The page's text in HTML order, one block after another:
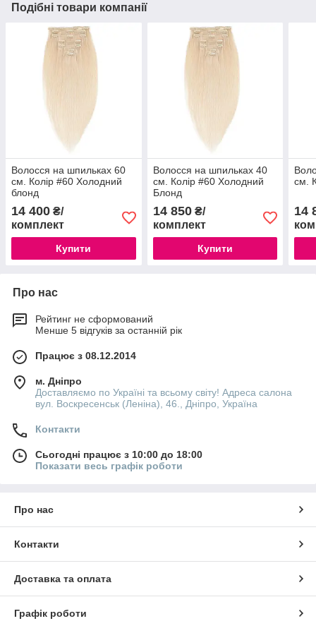
Подібні товари компанії
Волосся на шпильках 60
см. Колір #60 Холодний
блонд
14 400 ₴/
комплект
Купити
Волосся на шпильках 40
см. Колір #60 Холодний
Блонд
14 850₴/
комплект
Купити
см.
14
Про нас
Рейтинг не сформований
Менше 5 відгуків за останній рік
Працює з 08.12.2014
м. Дніпро
Доставляємо по Україні та всьому світу! Адреса салона
вул. Воскресенськ (Леніна), 46., Дніпро, Україна
Контакти
Сьогодні працює з 10:00 до 18:00
Показати весь графік роботи
Про нас
Контакти
Доставка та оплата
Графік роботи